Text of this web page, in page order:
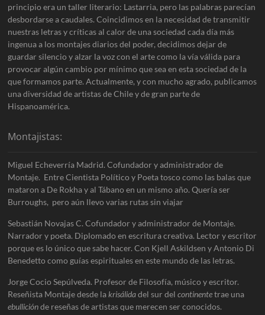
principio era un taller literario: Lastarria, pero las palabras parecían
desbordarse a caudales. Coincidimos en la necesidad de transmitir
nuestras letras y críticas al calor de una sociedad cada día más
ingenua a los montajes diarios del poder, decidimos dejar de
guardar silencio y alzar la voz con el arte como la vía válida para
provocar algún cambio por mínimo que sea en esta sociedad de la
que formamos parte. Actualmente, y con mucho agrado, publicamos
una diversidad de artistas de Chile y de gran parte de
Hispanoamérica.
Montajistas:
Miguel Echeverría Madrid. Cofundador y administrador de
Montaje. Entre Cientista Político y Poeta tosco como las balas que
mataron a De Rokha y al Tábano en un mismo año. Quería ser
Burroughs, pero aún llevo varias rutas sin viajar
Sebastián Novajas C. Cofundador y administrador de Montaje.
Narrador y poeta. Diplomado en escritura creativa. Lector y escritor
porque es lo único que sabe hacer. Con Kjell Askildsen y Antonio Di
Benedetto como guías espirituales en este mundo de las letras.
Jorge Cocio Sepúlveda. Profesor de Filosofía, músico y escritor.
Reseñista Montaje desde lakrisálidadel sur delcontinentetrae una
ebulliciónde reseñas de artistas que merecen ser conocidos.